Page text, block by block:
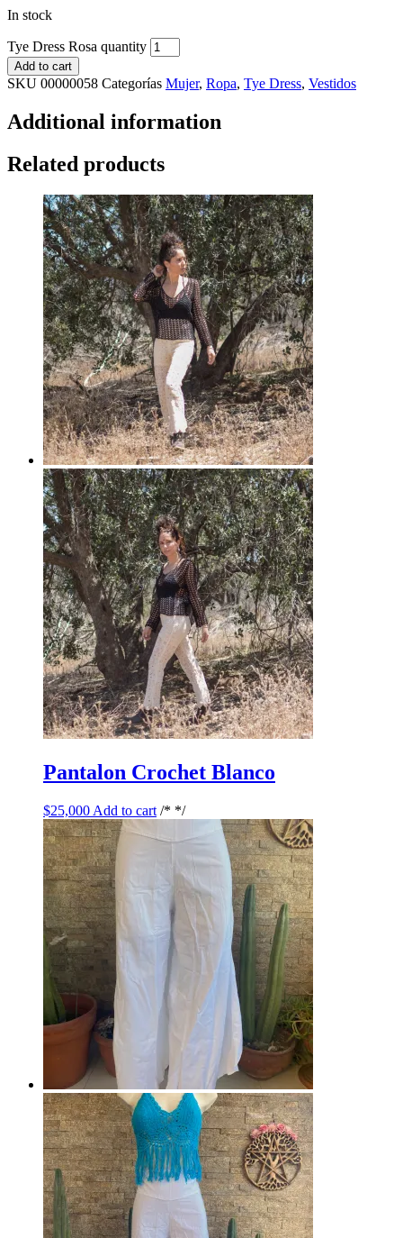
In stock
Tye Dress Rosa quantity
Add to cart
SKU 00000058 Categorías Mujer, Ropa, Tye Dress, Vestidos
Additional information
Related products
Pantalon Crochet Blanco
$25,000 Add to cart /* */